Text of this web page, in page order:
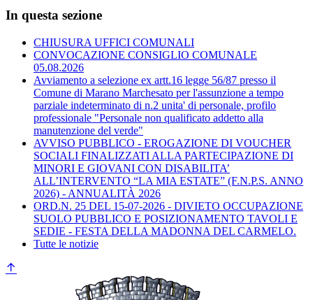
In questa sezione
CHIUSURA UFFICI COMUNALI
CONVOCAZIONE CONSIGLIO COMUNALE
05.08.2026
Avviamento a selezione ex artt.16 legge 56/87 presso il
Comune di Marano Marchesato per l'assunzione a tempo
parziale indeterminato di n.2 unita' di personale, profilo
professionale "Personale non qualificato addetto alla
manutenzione del verde"
AVVISO PUBBLICO - EROGAZIONE DI VOUCHER
SOCIALI FINALIZZATI ALLA PARTECIPAZIONE DI
MINORI E GIOVANI CON DISABILITA’
ALL’INTERVENTO “LA MIA ESTATE” (F.N.P.S. ANNO
2026) - ANNUALITÀ 2026
ORD.N. 25 DEL 15-07-2026 - DIVIETO OCCUPAZIONE
SUOLO PUBBLICO E POSIZIONAMENTO TAVOLI E
SEDIE - FESTA DELLA MADONNA DEL CARMELO.
Tutte le notizie